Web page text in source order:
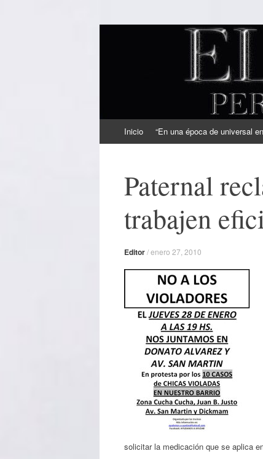
EL SINDICAL
Periodismo Inteligente
al
Inicio “En una época de universal
Paternal
trabajen
Editor/enero 27, 2010
solicitar la medicación que se aplica